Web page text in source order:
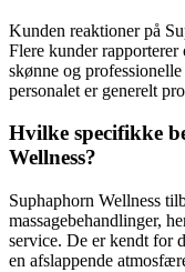
Kunden reaktioner på
Flere kunder
skønne og
personalet er generelt
Hvilke specifikke
Wellness?
Suphaphorn Wellness
massagebehandlinger,
service. De er kendt for
en afslappende